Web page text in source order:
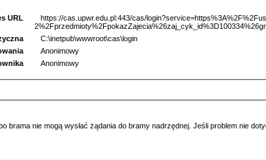
URL
https://cas.upwr.edu.pl:443/cas/
C:\inetpub\wwwroot\cas\login
Anonimowy
Anonimowy
brama nie mogą wysłać żądania do bramy nadrzędnej. Jeśli problem nie